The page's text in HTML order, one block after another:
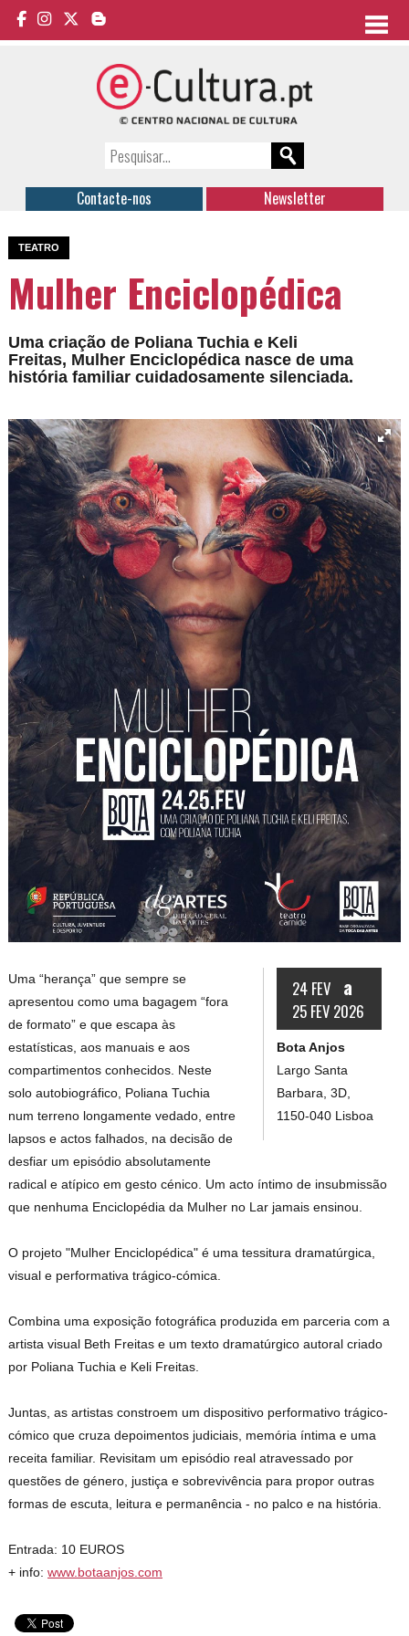
Contacte-nos Newsletter
TEATRO
Mulher Enciclopédica
Uma criação de Poliana Tuchia e Keli
Freitas, Mulher Enciclopédica nasce de uma
história familiar cuidadosamente silenciada.
24 FEV a
25 FEV 2026
Bota Anjos
Largo Santa
Barbara, 3D,
1150-040 Lisboa
Uma “herança” que sempre se
apresentou como uma bagagem “fora
de formato” e que escapa às
estatísticas, aos manuais e aos
compartimentos conhecidos. Neste
solo autobiográfico, Poliana Tuchia
num terreno longamente vedado, entre
lapsos e actos falhados, na decisão de
desfiar um episódio absolutamente
radical e atípico em gesto cénico. Um acto íntimo de insubmissão
que nenhuma Enciclopédia da Mulher no Lar jamais ensinou.
O projeto "Mulher Enciclopédica" é uma tessitura dramatúrgica,
visual e performativa trágico-cómica.
Combina uma exposição fotográfica produzida em parceria com a
artista visual Beth Freitas e um texto dramatúrgico autoral criado
por Poliana Tuchia e Keli Freitas.
Juntas, as artistas constroem um dispositivo performativo trágico-
cómico que cruza depoimentos judiciais, memória íntima e uma
receita familiar. Revisitam um episódio real atravessado por
questões de género, justiça e sobrevivência para propor outras
formas de escuta, leitura e permanência - no palco e na história.
Entrada: 10 EUROS
+ info:www.botaanjos.com